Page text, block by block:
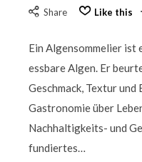
Share Like this
Ein Algensommelier
essbare Algen. Er
Geschmack, Textur
Gastronomie über
Nachhaltigkeits- und
fundiertes…